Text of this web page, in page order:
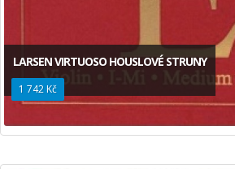
LARSEN VIRTUOSO HOUSLOVÉ STRUNY
1 742 Kč